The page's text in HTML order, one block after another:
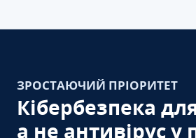
ЗРОСТАЮЧИЙ ПРІОРИТЕТ
Кібербезпека
а не антивірус у